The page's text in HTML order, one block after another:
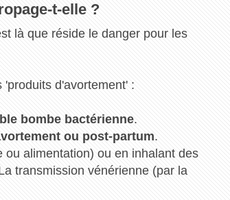
t-elle ?
là que réside le danger pour les
d'avortement' :
bombe bactérienne.
ou post-partum.
alimentation) ou en inhalant des
transmission vénérienne (par la